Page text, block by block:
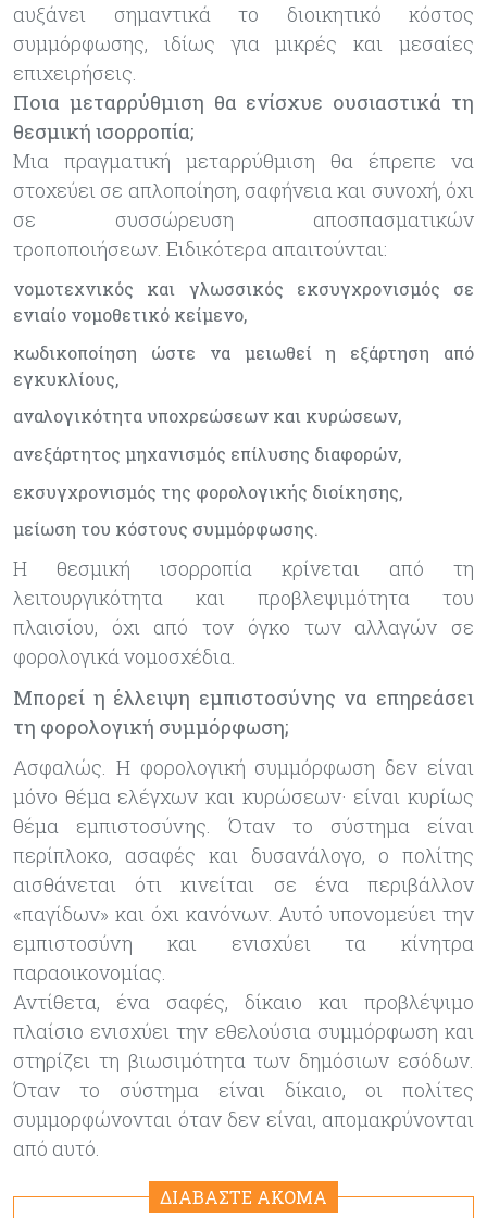
αυξάνει σημαντικά το διοικητικό κόστος
συμμόρφωσης, ιδίως για μικρές και μεσαίες
επιχειρήσεις.
Ποια μεταρρύθμιση θα ενίσχυε ουσιαστικά τη
θεσμική ισορροπία;
Μια πραγματική μεταρρύθμιση θα έπρεπε να
στοχεύει σε απλοποίηση, σαφήνεια και συνοχή, όχι
σε συσσώρευση αποσπασματικών
τροποποιήσεων. Ειδικότερα απαιτούνται:
νομοτεχνικός και γλωσσικός εκσυγχρονισμός σε
ενιαίο νομοθετικό κείμενο,
κωδικοποίηση ώστε να μειωθεί η εξάρτηση από
εγκυκλίους,
αναλογικότητα υποχρεώσεων και κυρώσεων,
ανεξάρτητος μηχανισμός επίλυσης διαφορών,
εκσυγχρονισμός της φορολογικής διοίκησης,
μείωση του κόστους συμμόρφωσης.
Η θεσμική ισορροπία κρίνεται από τη
λειτουργικότητα και προβλεψιμότητα του
πλαισίου, όχι από τον όγκο των αλλαγών σε
φορολογικά νομοσχέδια.
Μπορεί η έλλειψη εμπιστοσύνης να επηρεάσει
τη φορολογική συμμόρφωση;
Ασφαλώς. Η φορολογική συμμόρφωση δεν είναι
μόνο θέμα ελέγχων και κυρώσεων· είναι κυρίως
θέμα εμπιστοσύνης. Όταν το σύστημα είναι
περίπλοκο, ασαφές και δυσανάλογο, ο πολίτης
αισθάνεται ότι κινείται σε ένα περιβάλλον
«παγίδων» και όχι κανόνων. Αυτό υπονομεύει την
εμπιστοσύνη και ενισχύει τα κίνητρα
παραοικονομίας.
Αντίθετα, ένα σαφές, δίκαιο και προβλέψιμο
πλαίσιο ενισχύει την εθελούσια συμμόρφωση και
στηρίζει τη βιωσιμότητα των δημόσιων εσόδων.
Όταν το σύστημα είναι δίκαιο, οι πολίτες
συμμορφώνονται όταν δεν είναι, απομακρύνονται
από αυτό.
ΔΙΑΒΑΣΤΕ ΑΚΟΜΑ